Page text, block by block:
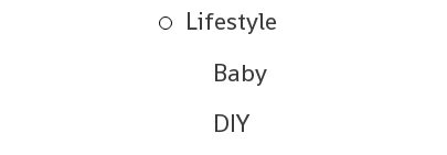
Lifestyle
Baby
DIY